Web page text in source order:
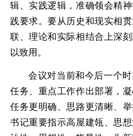
辑、实践逻辑，准确领会精
践要求。要从历史和现实相
联、理论和实际相结合上深
以致用。
会议对当前和今后一个
任务、重点工作作出部署，
任务更明确、思路更清晰、
书记重要指示高屋建瓴、思